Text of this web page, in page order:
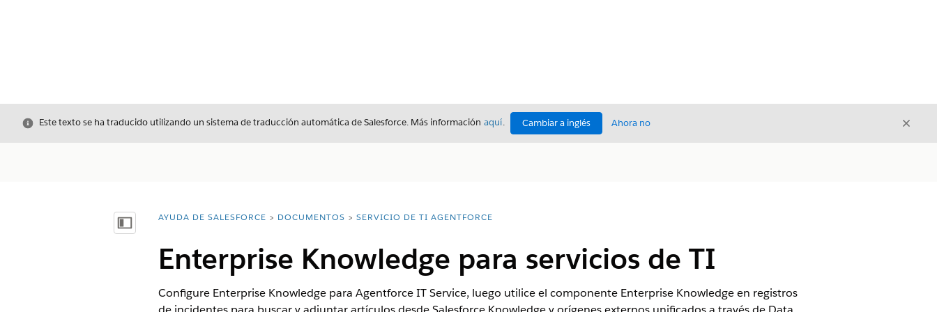
Cerrar
Este texto se ha traducido utilizando un sistema de traducción automática de Salesforce. Más información aquí. Cambiar a inglés Ahora no Cerrar
Mostrar índice de materias
Usted está aquí:
AYUDA DE SALESFORCE DOCUMENTOS SERVICIO DE TI AGENTFORCE
Enterprise Knowledge para servicios de TI
Configure Enterprise Knowledge para Agentforce IT Service, luego utilice el componente Enterprise Knowledge en registros